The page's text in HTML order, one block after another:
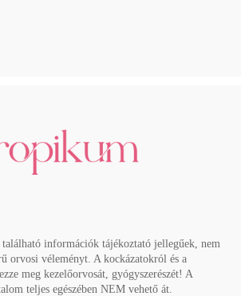
információk tájékoztató jellegűek, nem
orvosi véleményt. A kockázatokról és a
meg kezelőorvosát, gyógyszerészét! A
teljes egészében NEM vehető át.